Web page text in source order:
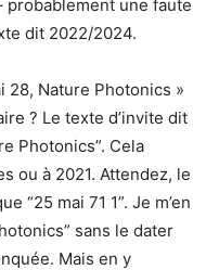
probablement une faute
dit 2022/2024.
28, Nature Photonics »
? Le texte d’invite dit
Photonics”. Cela
ou à 2021. Attendez, le
“25 mai 71 1”. Je m’en
sans le dater
Mais en y